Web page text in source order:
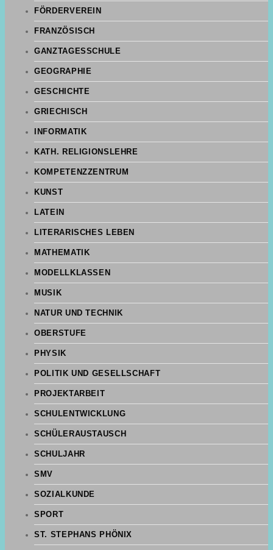
FÖRDERVEREIN
FRANZÖSISCH
GANZTAGESSCHULE
GEOGRAPHIE
GESCHICHTE
GRIECHISCH
INFORMATIK
KATH. RELIGIONSLEHRE
KOMPETENZZENTRUM
KUNST
LATEIN
LITERARISCHES LEBEN
MATHEMATIK
MODELLKLASSEN
MUSIK
NATUR UND TECHNIK
OBERSTUFE
PHYSIK
POLITIK UND GESELLSCHAFT
PROJEKTARBEIT
SCHULENTWICKLUNG
SCHÜLERAUSTAUSCH
SCHULJAHR
SMV
SOZIALKUNDE
SPORT
ST. STEPHANS PHÖNIX